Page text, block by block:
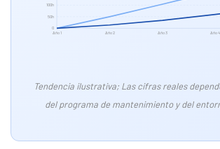
0
50h
100h
Año 1 Año 2 Año 3 Año 4
Tendencia ilustrativa; Las cifras reales
del programa de mantenimiento y del